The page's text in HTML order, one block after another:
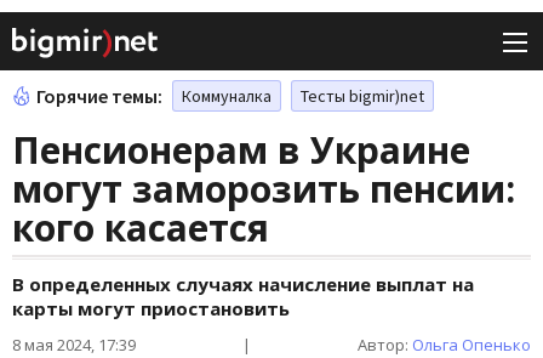
Горячие темы: Коммуналка Тесты bigmir)net
Пенсионерам в Украине
могут заморозить пенсии:
кого касается
В определенных случаях начисление выплат на
карты могут приостановить
8 мая 2024, 17:39 | Автор: Ольга Опенько